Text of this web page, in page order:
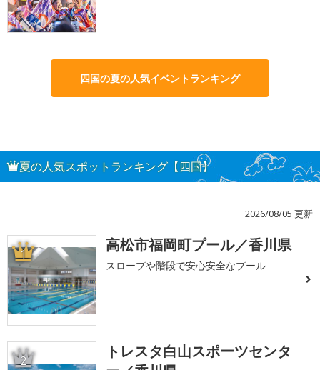
四国の夏の人気イベントランキング
夏の人気スポットランキング【四国】
2026/08/05 更新
1 高松市福岡町プール／香川県
スロープや階段で安心安全なプール
2
トレスタ白山スポーツセンタ